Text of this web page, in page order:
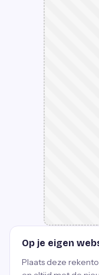
Op je eigen
Plaats deze